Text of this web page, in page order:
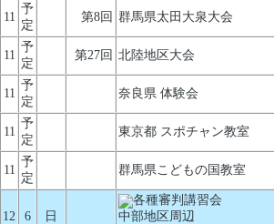
11
予
定
第8回 群馬県太田大泉大会
11
予
定
第27回 北陸地区大会
11
予
定
奈良県 体験会
11
予
定
東京都 スポチャン教室
11
予
定
群馬県こどもの国教室
12 6 日
各種審判講習会
中部地区周辺